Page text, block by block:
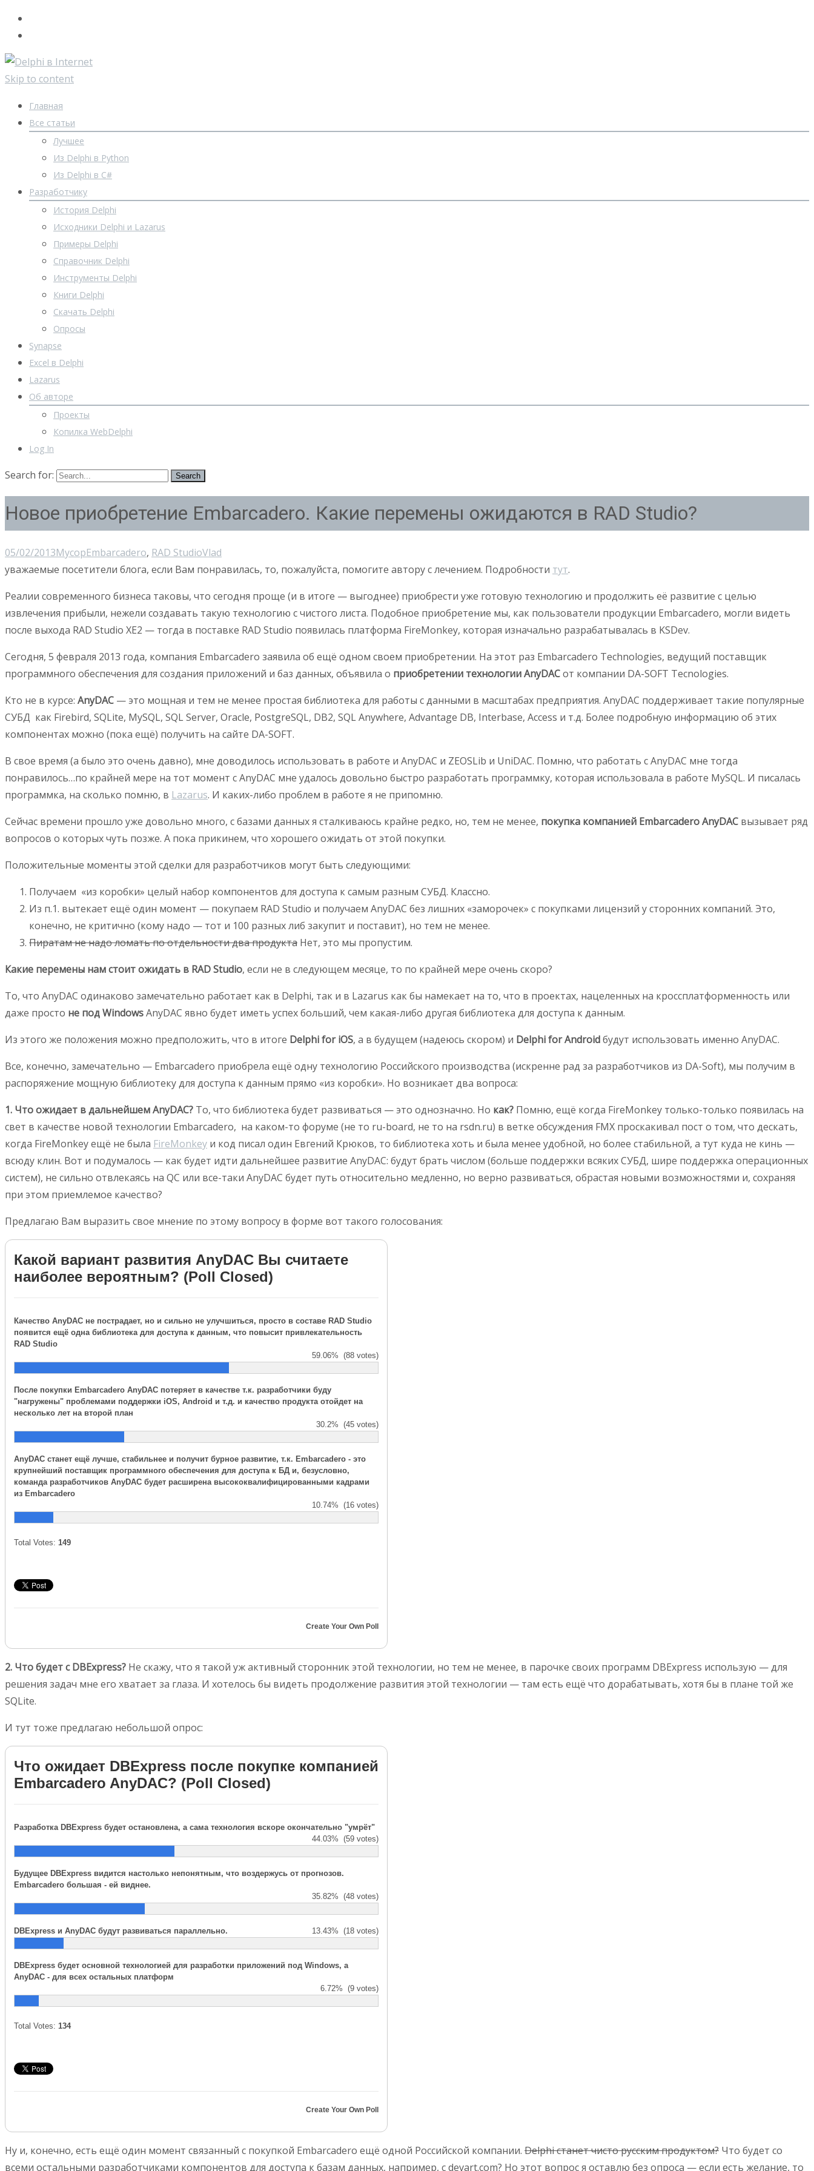
Skip to content
Главная
Все статьи
Лучшее
Из Delphi в Python
Из Delphi в C#
Разработчику
История Delphi
Исходники Delphi и Lazarus
Примеры Delphi
Справочник Delphi
Инструменты Delphi
Книги Delphi
Скачать Delphi
Опросы
Synapse
Excel в Delphi
Lazarus
Об авторе
Проекты
Копилка WebDelphi
Log In
Search for:
Новое приобретение Embarcadero. Какие перемены ожидаются в RAD Studio?
05/02/2013МусорEmbarcadero, RAD StudioVlad
уважаемые посетители блога, если Вам понравилась, то, пожалуйста, помогите автору с лечением. Подробности тут.
Реалии современного бизнеса таковы, что сегодня проще (и в итоге — выгоднее) приобрести уже готовую технологию и продолжить её развитие с целью
извлечения прибыли, нежели создавать такую технологию с чистого листа. Подобное приобретение мы, как пользователи продукции Embarcadero, могли видеть
после выхода RAD Studio XE2 — тогда в поставке RAD Studio появилась платформа FireMonkey, которая изначально разрабатывалась в KSDev.
Сегодня, 5 февраля 2013 года, компания Embarcadero заявила об ещё одном своем приобретении. На этот раз Embarcadero Technologies, ведущий поставщик
программного обеспечения для создания приложений и баз данных, объявила о приобретении технологии AnyDACот компании DA-SOFT Tecnologies.
Кто не в курсе: AnyDAC — это мощная и тем не менее простая библиотека для работы с данными в масштабах предприятия. AnyDAC поддерживает такие популярные
СУБД как Firebird, SQLite, MySQL, SQL Server, Oracle, PostgreSQL, DB2, SQL Anywhere, Advantage DB, Interbase, Access и т.д. Более подробную информацию об этих
компонентах можно (пока ещё) получить на сайте DA-SOFT.
В свое время (а было это очень давно), мне доводилось использовать в работе и AnyDAC и ZEOSLib и UniDAC. Помню, что работать с AnyDAC мне тогда
понравилось…по крайней мере на тот момент с AnyDAC мне удалось довольно быстро разработать программку, которая использовала в работе MySQL. И писалась
программка, на сколько помню, в Lazarus. И каких-либо проблем в работе я не припомню.
Сейчас времени прошло уже довольно много, с базами данных я сталкиваюсь крайне редко, но, тем не менее, покупка компанией Embarcadero AnyDAC вызывает ряд
вопросов о которых чуть позже. А пока прикинем, что хорошего ожидать от этой покупки.
Положительные моменты этой сделки для разработчиков могут быть следующими:
Получаем «из коробки» целый набор компонентов для доступа к самым разным СУБД. Классно.
Из п.1. вытекает ещё один момент — покупаем RAD Studio и получаем AnyDAC без лишних «заморочек» с покупками лицензий у сторонних компаний. Это,
конечно, не критично (кому надо — тот и 100 разных либ закупит и поставит), но тем не менее.
Пиратам не надо ломать по отдельности два продукта Нет, это мы пропустим.
Какие перемены нам стоит ожидать в RAD Studio, если не в следующем месяце, то по крайней мере очень скоро?
То, что AnyDAC одинаково замечательно работает как в Delphi, так и в Lazarus как бы намекает на то, что в проектах, нацеленных на кроссплатформенность или
даже просто не под WindowsAnyDAC явно будет иметь успех больший, чем какая-либо другая библиотека для доступа к данным.
Из этого же положения можно предположить, что в итоге Delphi for iOS, а в будущем (надеюсь скором) и Delphi for Androidбудут использовать именно AnyDAC.
Все, конечно, замечательно — Embarcadero приобрела ещё одну технологию Российского производства (искренне рад за разработчиков из DA-Soft), мы получим в
распоряжение мощную библиотеку для доступа к данным прямо «из коробки». Но возникает два вопроса:
1. Что ожидает в дальнейшем AnyDAC? То, что библиотека будет развиваться — это однозначно. Но как? Помню, ещё когда FireMonkey только-только появилась на
свет в качестве новой технологии Embarcadero, на каком-то форуме (не то ru-board, не то на rsdn.ru) в ветке обсуждения FMX проскакивал пост о том, что дескать,
когда FireMonkey ещё не была FireMonkey и код писал один Евгений Крюков, то библиотека хоть и была менее удобной, но более стабильной, а тут куда не кинь —
всюду клин. Вот и подумалось — как будет идти дальнейшее развитие AnyDAC: будут брать числом (больше поддержки всяких СУБД, шире поддержка операционных
систем), не сильно отвлекаясь на QC или все-таки AnyDAC будет путь относительно медленно, но верно развиваться, обрастая новыми возможностями и, сохраняя
при этом приемлемое качество?
Предлагаю Вам выразить свое мнение по этому вопросу в форме вот такого голосования:
Какой вариант развития AnyDAC Вы считаете
наиболее вероятным? (Poll Closed)
Качество AnyDAC не пострадает, но и сильно не улучшиться, просто в составе RAD Studio
появится ещё одна библиотека для доступа к данным, что повысит привлекательность
RAD Studio
59.06% (88 votes)
После покупки Embarcadero AnyDAC потеряет в качестве т.к. разработчики буду
"нагружены" проблемами поддержки iOS, Android и т.д. и качество продукта отойдет на
несколько лет на второй план
30.2% (45 votes)
AnyDAC станет ещё лучше, стабильнее и получит бурное развитие, т.к. Embarcadero - это
крупнейший поставщик программного обеспечения для доступа к БД и, безусловно,
команда разработчиков AnyDAC будет расширена высококвалифицированными кадрами
из Embarcadero
10.74% (16 votes)
Total Votes: 149
Create Your Own Poll
2. Что будет с DBExpress? Не скажу, что я такой уж активный сторонник этой технологии, но тем не менее, в парочке своих программ DBExpress использую — для
решения задач мне его хватает за глаза. И хотелось бы видеть продолжение развития этой технологии — там есть ещё что дорабатывать, хотя бы в плане той же
SQLite.
И тут тоже предлагаю небольшой опрос:
Что ожидает DBExpress после покупке компанией
Embarcadero AnyDAC? (Poll Closed)
Разработка DBExpress будет остановлена, а сама технология вскоре окончательно "умрёт"
44.03% (59 votes)
Будущее DBExpress видится настолько непонятным, что воздержусь от прогнозов.
Embarcadero большая - ей виднее.
35.82% (48 votes)
DBExpress и AnyDAC будут развиваться параллельно. 13.43% (18 votes)
DBExpress будет основной технологией для разработки приложений под Windows, а
AnyDAC - для всех остальных платформ
6.72% (9 votes)
Total Votes: 134
Create Your Own Poll
Ну и, конечно, есть ещё один момент связанный с покупкой Embarcadero ещё одной Российской компании. Delphi станет чисто русским продуктом? Что будет со
всеми остальными разработчиками компонентов для доступа к базам данных, например, с devart.com? Но этот вопрос я оставлю без опроса — если есть желание, то